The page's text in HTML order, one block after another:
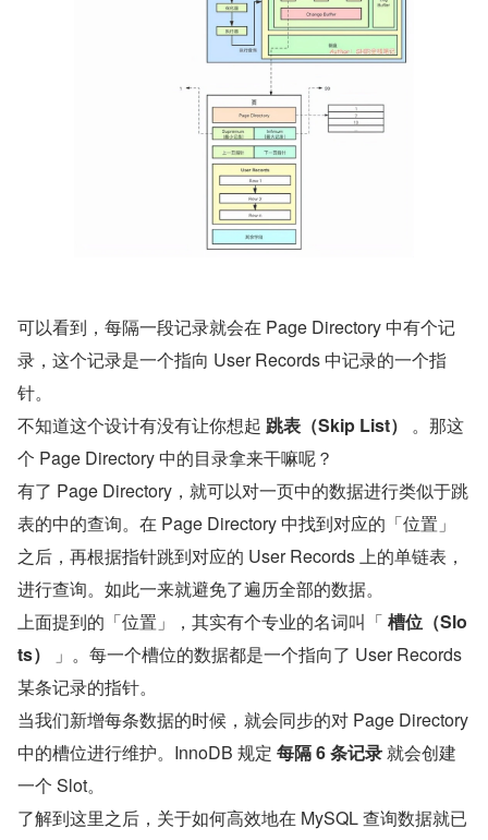
可以看到，每隔一段记录就会在 Page Directory 中有个记
录，这个记录是一个指向 User Records 中记录的一个指
针。
不知道这个设计有没有让你想起 跳表（Skip List）
。那这
个 Page Directory 中的目录拿来干嘛呢？
有了 Page Directory，就可以对一页中的数据进行类似于跳
表的中的查询。在 Page Directory 中找到对应的「位置」
之后，再根据指针跳到对应的 User Records 上的单链表，
进行查询。如此一来就避免了遍历全部的数据。
上面提到的「位置」，其实有个专业的名词叫「 槽位（Slo
ts）
」。每一个槽位的数据都是一个指向了 User Records
某条记录的指针。
当我们新增每条数据的时候，就会同步的对 Page Directory
中的槽位进行维护。InnoDB 规定 每隔 6 条记录 就会创建
一个 Slot。
了解到这里之后，关于如何高效地在 MySQL 查询数据就已